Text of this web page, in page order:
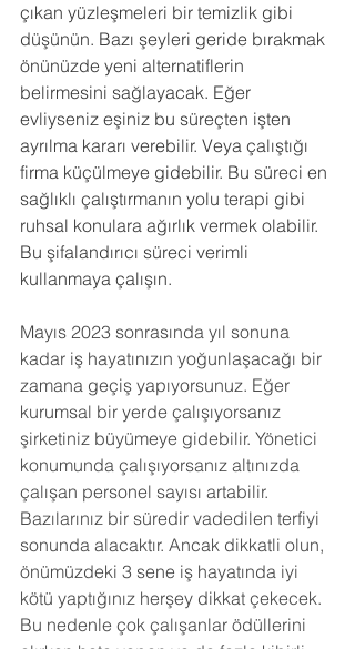
çıkan yüzleşmeleri bir temizlik gibi
düşünün. Bazı şeyleri geride bırakmak
önünüzde yeni alternatiflerin
belirmesini sağlayacak. Eğer
evliyseniz eşiniz bu süreçten işten
ayrılma kararı verebilir. Veya çalıştığı
firma küçülmeye gidebilir. Bu süreci en
sağlıklı çalıştırmanın yolu terapi gibi
ruhsal konulara ağırlık vermek olabilir.
Bu şifalandırıcı süreci verimli
kullanmaya çalışın.
Mayıs 2023 sonrasında yıl sonuna
kadar iş hayatınızın yoğunlaşacağı bir
zamana geçiş yapıyorsunuz. Eğer
kurumsal bir yerde çalışıyorsanız
şirketiniz büyümeye gidebilir. Yönetici
konumunda çalışıyorsanız altınızda
çalışan personel sayısı artabilir.
Bazılarınız bir süredir vadedilen terfiyi
sonunda alacaktır. Ancak dikkatli olun,
önümüzdeki 3 sene iş hayatında iyi
kötü yaptığınız herşey dikkat çekecek.
Bu nedenle çok çalışanlar ödüllerini